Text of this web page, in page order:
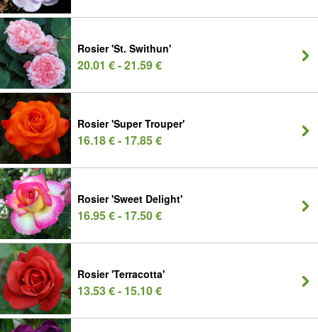
Rosier 'St. Swithun'
20.01 € - 21.59 €
Rosier 'Super Trouper'
16.18 € - 17.85 €
Rosier 'Sweet Delight'
16.95 € - 17.50 €
Rosier 'Terracotta'
13.53 € - 15.10 €